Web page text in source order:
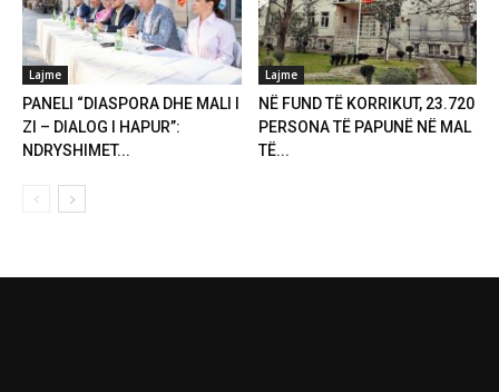
Lajme
PANELI “DIASPORA DHE MALI I
ZI – DIALOG I HAPUR”:
NDRYSHIMET...
Lajme
NË FUND TË KORRIKUT, 23.720
PERSONA TË PAPUNË NË MAL
TË...